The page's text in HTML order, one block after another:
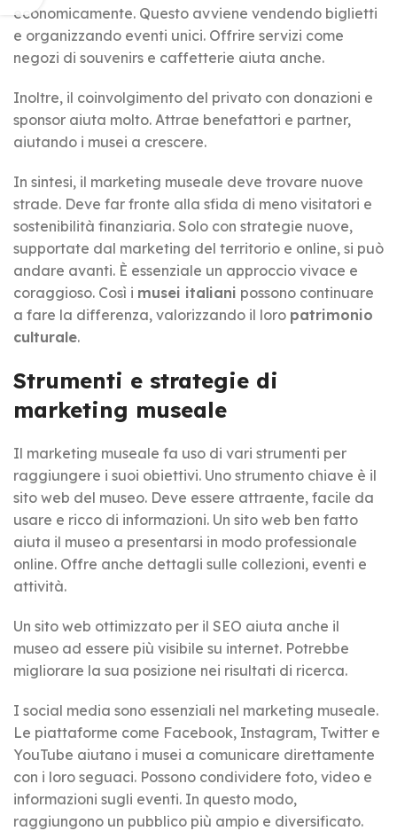
economicamente. Questo avviene vendendo biglietti
e organizzando eventi unici. Offrire servizi come
negozi di souvenirs e caffetterie aiuta anche.
Inoltre, il coinvolgimento del privato con donazioni e
sponsor aiuta molto. Attrae benefattori e partner,
aiutando i musei a crescere.
In sintesi, il marketing museale deve trovare nuove
strade. Deve far fronte alla sfida di meno visitatori e
sostenibilità finanziaria. Solo con strategie nuove,
supportate dal marketing del territorio e online, si può
andare avanti. È essenziale un approccio vivace e
coraggioso. Così i musei italiani possono continuare
a fare la differenza, valorizzando il loro patrimonio
culturale.
Strumenti e strategie di
marketing museale
Il marketing museale fa uso di vari strumenti per
raggiungere i suoi obiettivi. Uno strumento chiave è il
sito web del museo. Deve essere attraente, facile da
usare e ricco di informazioni. Un sito web ben fatto
aiuta il museo a presentarsi in modo professionale
online. Offre anche dettagli sulle collezioni, eventi e
attività.
Un sito web ottimizzato per il SEO aiuta anche il
museo ad essere più visibile su internet. Potrebbe
migliorare la sua posizione nei risultati di ricerca.
I social media sono essenziali nel marketing museale.
Le piattaforme come Facebook, Instagram, Twitter e
YouTube aiutano i musei a comunicare direttamente
con i loro seguaci. Possono condividere foto, video e
informazioni sugli eventi. In questo modo,
raggiungono un pubblico più ampio e diversificato.